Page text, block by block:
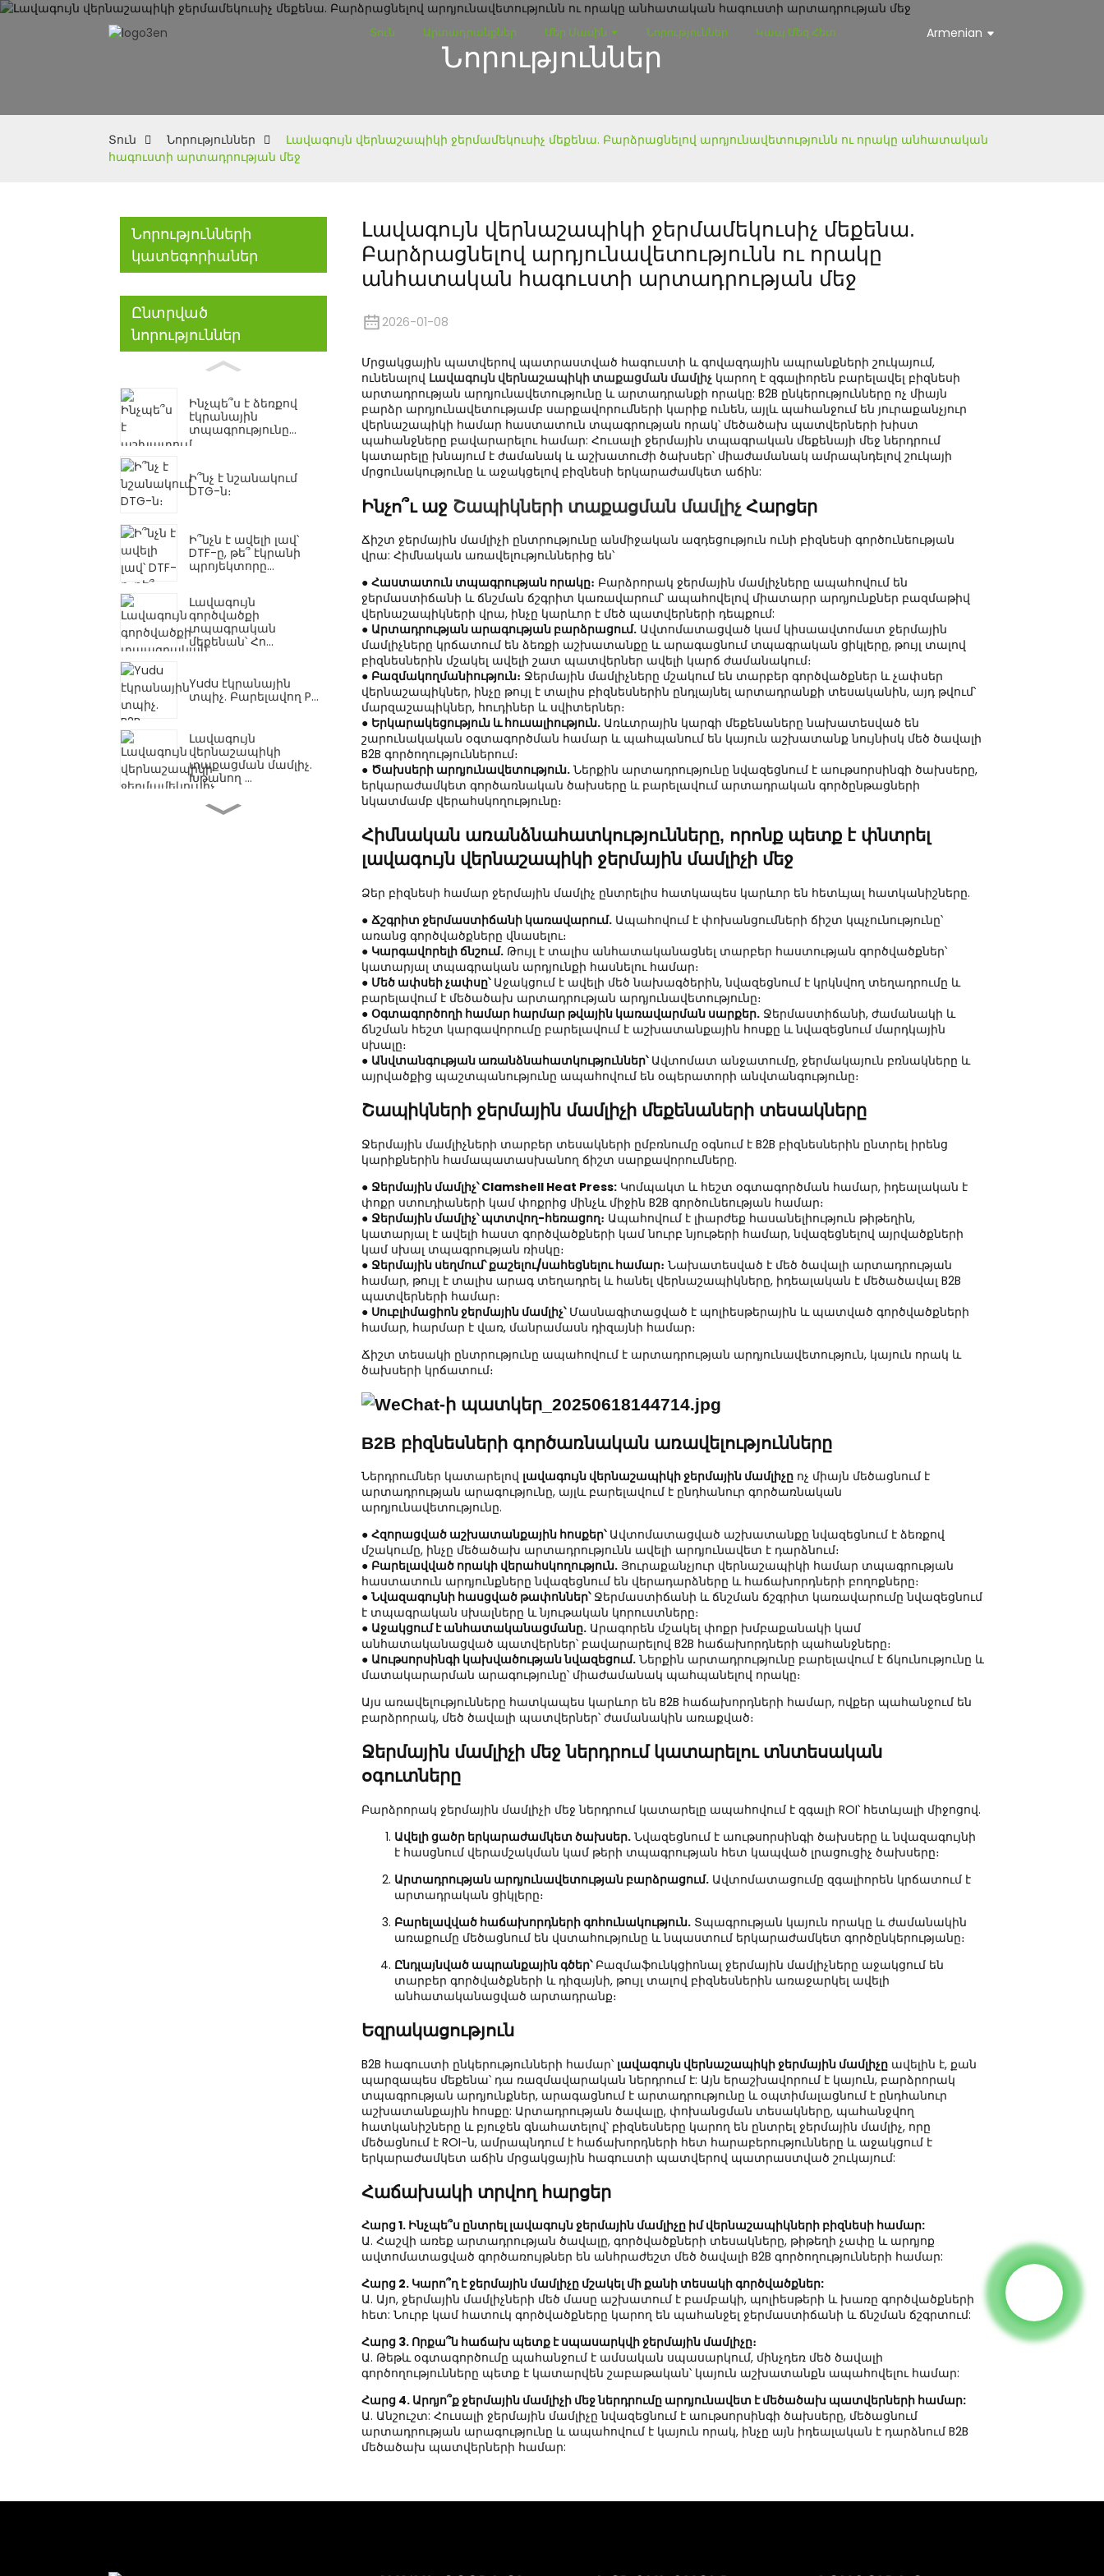
Տուն Արտադրանքներ Մեր Մասին Նորություններ Կապ Մեզ Հետ Armenian
Նորություններ
Տուն Նորություններ
Լավագույն վերնաշապիկի ջերմամեկուսիչ մեքենա. Բարձրացնելով արդյունավետությունն ու որակը անհատական ​​
հագուստի արտադրության մեջ
Նորությունների
կատեգորիաներ
Ընտրված
նորություններ
Ինչպե՞ս է ձեռքով
էկրանային
տպագրությունը...
Ի՞նչ է նշանակում
DTG-ն։
Ի՞նչն է ավելի լավ՝
DTF-ը, թե՞ էկրանի
պրոյեկտորը...
Լավագույն
գործվածքի
տպագրական
մեքենան՝ Հո...
Yudu էկրանային
տպիչ. Բարելավող P...
Լավագույն
վերնաշապիկի
տաքացման մամլիչ.
Խթանող ...
Արժե՞ ջերմային
Լավագույն վերնաշապիկի ջերմամեկուսիչ մեքենա.
Բարձրացնելով արդյունավետությունն ու որակը
անհատական ​​հագուստի արտադրության մեջ
2026-01-08
Մրցակցային պատվերով պատրաստված հագուստի և գովազդային ապրանքների շուկայում,
ունենալով Լավագույն վերնաշապիկի տաքացման մամլիչ կարող է զգալիորեն բարելավել բիզնեսի
արտադրության արդյունավետությունը և արտադրանքի որակը: B2B ընկերությունները ոչ միայն
բարձր արդյունավետությամբ սարքավորումների կարիք ունեն, այլև պահանջում են յուրաքանչյուր
վերնաշապիկի համար հաստատուն տպագրության որակ՝ մեծածախ պատվերների խիստ
պահանջները բավարարելու համար: Հուսալի ջերմային տպագրական մեքենայի մեջ ներդրում
կատարելը խնայում է ժամանակ և աշխատուժի ծախսեր՝ միաժամանակ ամրապնդելով շուկայի
մրցունակությունը և աջակցելով բիզնեսի երկարաժամկետ աճին:
Ինչո՞ւ աջ Շապիկների տաքացման մամլիչ Հարցեր
Ճիշտ ջերմային մամլիչի ընտրությունը անմիջական ազդեցություն ունի բիզնեսի գործունեության
վրա: Հիմնական առավելություններից են՝
● Հաստատուն տպագրության որակը։ Բարձրորակ ջերմային մամլիչները ապահովում են
ջերմաստիճանի և ճնշման ճշգրիտ կառավարում՝ ապահովելով միատարր արդյունքներ բազմաթիվ
վերնաշապիկների վրա, ինչը կարևոր է մեծ պատվերների դեպքում:
● Արտադրության արագության բարձրացում. Ավտոմատացված կամ կիսաավտոմատ ջերմային
մամլիչները կրճատում են ձեռքի աշխատանքը և արագացնում տպագրական ցիկլերը, թույլ տալով
բիզնեսներին մշակել ավելի շատ պատվերներ ավելի կարճ ժամանակում։
● Բազմակողմանիություն։ Ջերմային մամլիչները մշակում են տարբեր գործվածքներ և չափսեր
վերնաշապիկներ, ինչը թույլ է տալիս բիզնեսներին ընդլայնել արտադրանքի տեսականին, այդ թվում՝
մարզաշապիկներ, հուդիներ և սվիտերներ։
● Երկարակեցություն և հուսալիություն. Առևտրային կարգի մեքենաները նախատեսված են
շարունակական օգտագործման համար և պահպանում են կայուն աշխատանք նույնիսկ մեծ ծավալի
B2B գործողություններում։
● Ծախսերի արդյունավետություն. Ներքին արտադրությունը նվազեցնում է աութսորսինգի ծախսերը,
երկարաժամկետ գործառնական ծախսերը և բարելավում արտադրական գործընթացների
նկատմամբ վերահսկողությունը։
Հիմնական առանձնահատկությունները, որոնք պետք է փնտրել
լավագույն վերնաշապիկի ջերմային մամլիչի մեջ
Ձեր բիզնեսի համար ջերմային մամլիչ ընտրելիս հատկապես կարևոր են հետևյալ հատկանիշները.
● Ճշգրիտ ջերմաստիճանի կառավարում. Ապահովում է փոխանցումների ճիշտ կպչունությունը՝
առանց գործվածքները վնասելու։
● Կարգավորելի ճնշում. Թույլ է տալիս անհատականացնել տարբեր հաստության գործվածքներ՝
կատարյալ տպագրական արդյունքի հասնելու համար։
● Մեծ ափսեի չափսը՝Աջակցում է ավելի մեծ նախագծերին, նվազեցնում է կրկնվող տեղադրումը և
բարելավում է մեծածախ արտադրության արդյունավետությունը։
● Օգտագործողի համար հարմար թվային կառավարման սարքեր. Ջերմաստիճանի, ժամանակի և
ճնշման հեշտ կարգավորումը բարելավում է աշխատանքային հոսքը և նվազեցնում մարդկային
սխալը։
● Անվտանգության առանձնահատկություններ՝Ավտոմատ անջատումը, ջերմակայուն բռնակները և
այրվածքից պաշտպանությունը ապահովում են օպերատորի անվտանգությունը։
Շապիկների ջերմային մամլիչի մեքենաների տեսակները
Ջերմային մամլիչների տարբեր տեսակների ըմբռնումը օգնում է B2B բիզնեսներին ընտրել իրենց
կարիքներին համապատասխանող ճիշտ սարքավորումները.
● Ջերմային մամլիչ՝ Clamshell Heat Press: Կոմպակտ և հեշտ օգտագործման համար, իդեալական է
փոքր ստուդիաների կամ փոքրից մինչև միջին B2B գործունեության համար։
● Ջերմային մամլիչ՝ պտտվող-հեռացող։ Ապահովում է լիարժեք հասանելիություն թիթեղին,
կատարյալ է ավելի հաստ գործվածքների կամ նուրբ նյութերի համար, նվազեցնելով այրվածքների
կամ սխալ տպագրության ռիսկը։
● Ջերմային սեղմում՝ քաշելու/սահեցնելու համար։ Նախատեսված է մեծ ծավալի արտադրության
համար, թույլ է տալիս արագ տեղադրել և հանել վերնաշապիկները, իդեալական է մեծածավալ B2B
պատվերների համար։
● Սուբլիմացիոն ջերմային մամլիչ՝Մասնագիտացված է պոլիեսթերային և պատված գործվածքների
համար, հարմար է վառ, մանրամասն դիզայնի համար։
Ճիշտ տեսակի ընտրությունը ապահովում է արտադրության արդյունավետություն, կայուն որակ և
ծախսերի կրճատում։
B2B բիզնեսների գործառնական առավելությունները
Ներդրումներ կատարելով լավագույն վերնաշապիկի ջերմային մամլիչը ոչ միայն մեծացնում է
արտադրության արագությունը, այլև բարելավում է ընդհանուր գործառնական
արդյունավետությունը.
● Հզորացված աշխատանքային հոսքեր՝Ավտոմատացված աշխատանքը նվազեցնում է ձեռքով
մշակումը, ինչը մեծածախ արտադրությունն ավելի արդյունավետ է դարձնում։
● Բարելավված որակի վերահսկողություն. Յուրաքանչյուր վերնաշապիկի համար տպագրության
հաստատուն արդյունքները նվազեցնում են վերադարձները և հաճախորդների բողոքները։
● Նվազագույնի հասցված թափոններ՝Ջերմաստիճանի և ճնշման ճշգրիտ կառավարումը նվազեցնում
է տպագրական սխալները և նյութական կորուստները։
● Աջակցում է անհատականացմանը. Արագորեն մշակել փոքր խմբաքանակի կամ
անհատականացված պատվերներ՝ բավարարելով B2B հաճախորդների պահանջները։
● Աութսորսինգի կախվածության նվազեցում. Ներքին արտադրությունը բարելավում է ճկունությունը և
մատակարարման արագությունը՝ միաժամանակ պահպանելով որակը։
Այս առավելությունները հատկապես կարևոր են B2B հաճախորդների համար, ովքեր պահանջում են
բարձրորակ, մեծ ծավալի պատվերներ՝ ժամանակին առաքված։
Ջերմային մամլիչի մեջ ներդրում կատարելու տնտեսական
օգուտները
Բարձրորակ ջերմային մամլիչի մեջ ներդրում կատարելը ապահովում է զգալի ROI՝ հետևյալի միջոցով.
Ավելի ցածր երկարաժամկետ ծախսեր. Նվազեցնում է աութսորսինգի ծախսերը և նվազագույնի
է հասցնում վերամշակման կամ թերի տպագրության հետ կապված լրացուցիչ ծախսերը։
Արտադրության արդյունավետության բարձրացում. Ավտոմատացումը զգալիորեն կրճատում է
արտադրական ցիկլերը։
Բարելավված հաճախորդների գոհունակություն. Տպագրության կայուն որակը և ժամանակին
առաքումը մեծացնում են վստահությունը և նպաստում երկարաժամկետ գործընկերությանը։
Ընդլայնված ապրանքային գծեր՝Բազմաֆունկցիոնալ ջերմային մամլիչները աջակցում են
տարբեր գործվածքների և դիզայնի, թույլ տալով բիզնեսներին առաջարկել ավելի
անհատականացված արտադրանք։
Եզրակացություն
B2B հագուստի ընկերությունների համար՝ լավագույն վերնաշապիկի ջերմային մամլիչը ավելին է, քան
պարզապես մեքենա՝ դա ռազմավարական ներդրում է: Այն երաշխավորում է կայուն, բարձրորակ
տպագրության արդյունքներ, արագացնում է արտադրությունը և օպտիմալացնում է ընդհանուր
աշխատանքային հոսքը: Արտադրության ծավալը, փոխանցման տեսակները, պահանջվող
հատկանիշները և բյուջեն գնահատելով՝ բիզնեսները կարող են ընտրել ջերմային մամլիչ, որը
մեծացնում է ROI-ն, ամրապնդում է հաճախորդների հետ հարաբերությունները և աջակցում է
երկարաժամկետ աճին մրցակցային հագուստի պատվերով պատրաստված շուկայում:
Հաճախակի տրվող հարցեր
Հարց 1. Ինչպե՞ս ընտրել լավագույն ջերմային մամլիչը իմ վերնաշապիկների բիզնեսի համար:
Ա. Հաշվի առեք արտադրության ծավալը, գործվածքների տեսակները, թիթեղի չափը և արդյոք
ավտոմատացված գործառույթներ են անհրաժեշտ մեծ ծավալի B2B գործողությունների համար:
Հարց 2. Կարո՞ղ է ջերմային մամլիչը մշակել մի քանի տեսակի գործվածքներ:
Ա. Այո, ջերմային մամլիչների մեծ մասը աշխատում է բամբակի, պոլիեսթերի և խառը գործվածքների
հետ: Նուրբ կամ հատուկ գործվածքները կարող են պահանջել ջերմաստիճանի և ճնշման ճշգրտում:
Հարց 3. Որքա՞ն հաճախ պետք է սպասարկվի ջերմային մամլիչը։
Ա. Թեթև օգտագործումը պահանջում է ամսական սպասարկում, մինչդեռ մեծ ծավալի
գործողությունները պետք է կատարվեն շաբաթական՝ կայուն աշխատանքն ապահովելու համար:
Հարց 4. Արդյո՞ք ջերմային մամլիչի մեջ ներդրումը արդյունավետ է մեծածախ պատվերների համար:
Ա. Անշուշտ: Հուսալի ջերմային մամլիչը նվազեցնում է աութսորսինգի ծախսերը, մեծացնում
արտադրության արագությունը և ապահովում է կայուն որակ, ինչը այն իդեալական է դարձնում B2B
մեծածախ պատվերների համար: